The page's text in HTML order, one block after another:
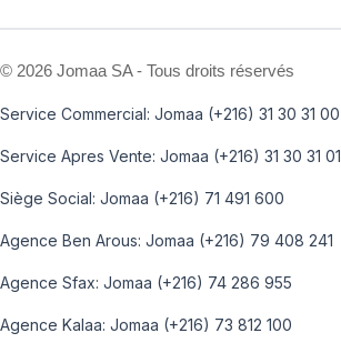
© 2026 Jomaa SA - Tous droits réservés
Service Commercial: Jomaa (+216) 31 30 31 00
Service Apres Vente: Jomaa (+216) 31 30 31 01
Siège Social: Jomaa (+216) 71 491 600
Agence Ben Arous: Jomaa (+216) 79 408 241
Agence Sfax: Jomaa (+216) 74 286 955
Agence Kalaa: Jomaa (+216) 73 812 100